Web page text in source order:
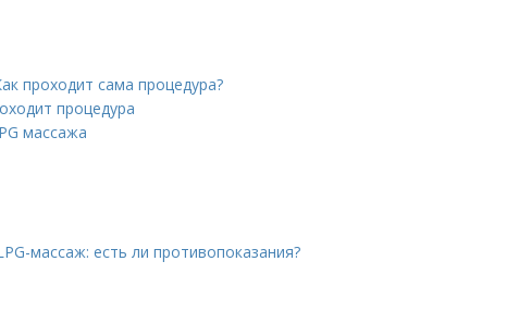
проходит сама процедура?
процедура
массажа
массаж: есть ли противопоказания?